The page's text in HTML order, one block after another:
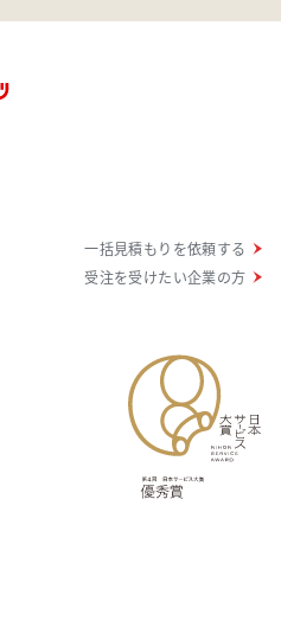
一括見積もりを依頼する
受注を受けたい企業の方